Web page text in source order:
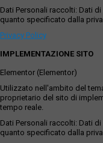
Dati Personali raccolti: Dati
quanto specificato dalla
Privacy Policy
IMPLEMENTAZIONE SITO
Elementor (Elementor)
Utilizzato nell'ambito del
proprietario del sito di
tempo reale.
Dati Personali raccolti: Dati
quanto specificato dalla